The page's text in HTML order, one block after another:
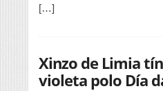
[…]
Xinzo de Limia
violeta polo Día